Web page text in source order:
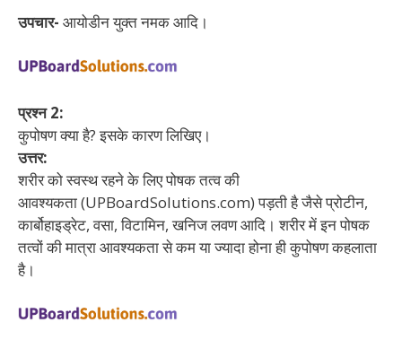
उपचार- आयोडीन युक्त नमक आदि।
प्रश्न 2:
कुपोषण क्या है? इसके कारण लिखिए।
उत्तर:
शरीर को स्वस्थ रहने के लिए पोषक तत्व की
आवश्यकता (UPBoardSolutions.com) पड़ती है जैसे प्रोटीन,
कार्बोहाइड्रेट, वसा, विटामिन, खनिज लवण आदि। शरीर में इन पोषक
तत्वों की मात्रा आवश्यकता से कम या ज्यादा होना ही कुपोषण कहलाता
है।